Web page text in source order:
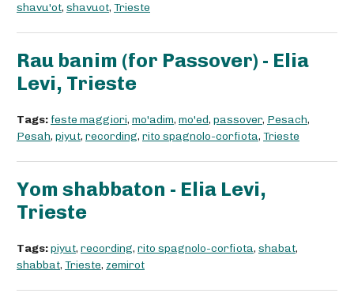
shavu'ot, shavuot, Trieste
Rau banim (for Passover) - Elia
Levi, Trieste
Tags: feste maggiori, mo'adim, mo'ed, passover, Pesach,
Pesah, piyut, recording, rito spagnolo-corfiota, Trieste
Yom shabbaton - Elia Levi,
Trieste
Tags:piyut, recording, rito spagnolo-corfiota, shabat,
shabbat, Trieste, zemirot